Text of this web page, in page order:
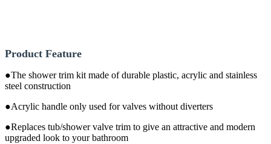
Product Feature
●The shower trim kit made of durable plastic, acrylic and stainless
steel construction
●Acrylic handle only used for valves without diverters
●Replaces tub/shower valve trim to give an attractive and modern
upgraded look to your bathroom